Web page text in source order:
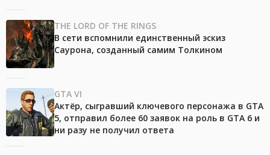
THE LORD OF THE RINGS
В сети вспомнили единственный эскиз
Саурона, созданный самим Толкином
GTA VI
Актёр, сыгравший ключевого персонажа в GTA
5, отправил более 60 заявок на роль в GTA 6 и
ни разу не получил ответа